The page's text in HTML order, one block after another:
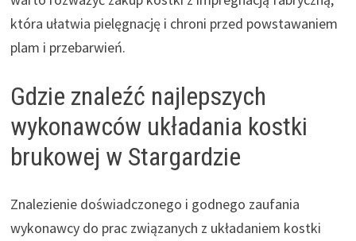
która ułatwia pielęgnację i chroni przed powstawaniem
plam i przebarwień.
Gdzie znaleźć najlepszych
wykonawców układania kostki
brukowej w Stargardzie
Znalezienie doświadczonego i godnego zaufania
wykonawcy do prac związanych z układaniem kostki